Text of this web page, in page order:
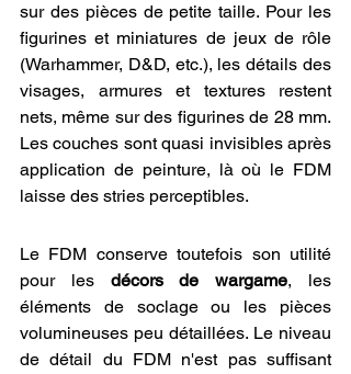
sur des pièces de petite taille. Pour les
figurines et miniatures de jeux de rôle
(Warhammer, D&D, etc.), les détails des
visages, armures et textures restent
nets, même sur des figurines de 28 mm.
Les couches sont quasi invisibles après
application de peinture, là où le FDM
laisse des stries perceptibles.
Le FDM conserve toutefois son utilité
pour les décors de wargame, les
éléments de soclage ou les pièces
volumineuses peu détaillées. Le niveau
de détail du FDM n'est pas suffisant